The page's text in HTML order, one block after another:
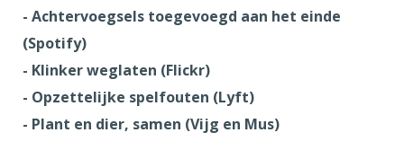
- Achtervoegsels toegevoegd aan het einde
(Spotify)
- Klinker weglaten (Flickr)
- Opzettelijke spelfouten (Lyft)
- Plant en dier, samen (Vijg en Mus)